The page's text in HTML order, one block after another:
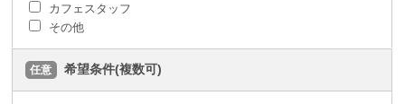
カフェスタッフ
その他
任意 希望条件(複数可)